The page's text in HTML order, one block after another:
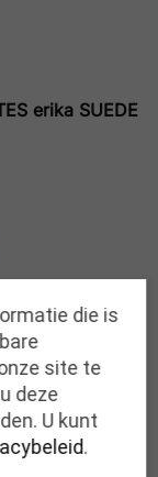
erika SUEDE
die is
site te
deze
U kunt
.